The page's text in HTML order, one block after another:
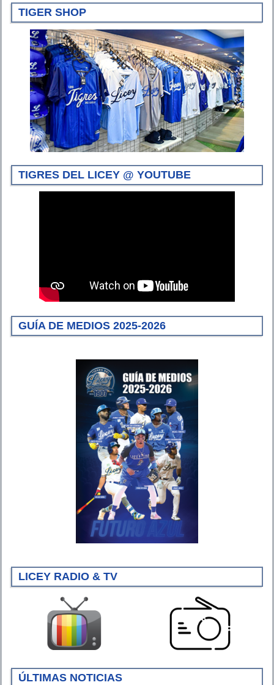
TIGER SHOP
TIGRES DEL LICEY @ YOUTUBE
GUÍA DE MEDIOS 2025-2026
LICEY RADIO & TV
ÚLTIMAS NOTICIAS